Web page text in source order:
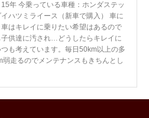
年 今乗っている車種：ホンダステッ
ハツミライース（新車で購入） 車に
はキレイに乗りたい希望はあるので
供達に汚され…どうしたらキレイに
も考えています。毎日50km以上の多
弱走るのでメンテナンスもきちんとし